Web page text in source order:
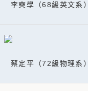
李奭學（68級英文系）
蔡定平 （72級物理系）